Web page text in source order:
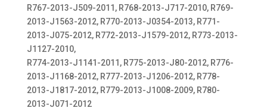
R767-2013-J509-2011, R768-2013-J717-2010, R769-
2013-J1563-2012, R770-2013-J0354-2013, R771-
2013-J075-2012, R772-2013-J1579-2012, R773-2013-
J1127-2010,
R774-2013-J1141-2011, R775-2013-J80-2012, R776-
2013-J1168-2012, R777-2013-J1206-2012, R778-
2013-J1817-2012, R779-2013-J1008-2009, R780-
2013-J071-2012